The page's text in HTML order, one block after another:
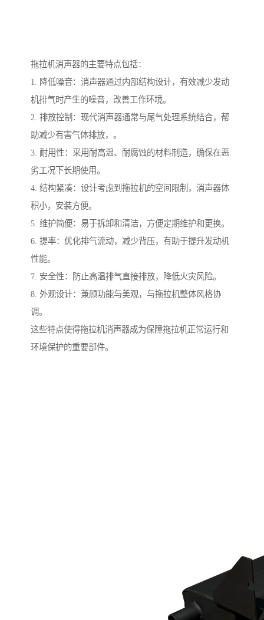
拖拉机消声器的主要特点包括：
1. 降低噪音：消声器通过内部结构设计，有效减少发动
机排气时产生的噪音，改善工作环境。
2. 排放控制：现代消声器通常与尾气处理系统结合，帮
助减少有害气体排放，。
3. 耐用性：采用耐高温、耐腐蚀的材料制造，确保在恶
劣工况下长期使用。
4. 结构紧凑：设计考虑到拖拉机的空间限制，消声器体
积小，安装方便。
5. 维护简便：易于拆卸和清洁，方便定期维护和更换。
6. 提率：优化排气流动，减少背压，有助于提升发动机
性能。
7. 安全性：防止高温排气直接排放，降低火灾风险。
8. 外观设计：兼顾功能与美观，与拖拉机整体风格协
调。
这些特点使得拖拉机消声器成为保障拖拉机正常运行和
环境保护的重要部件。